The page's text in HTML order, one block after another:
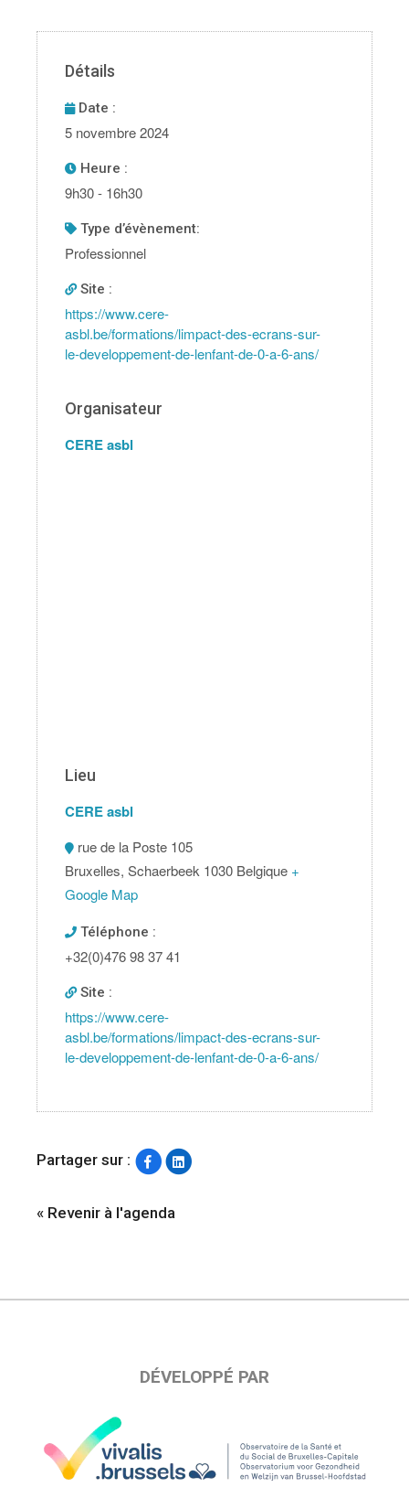
Détails
Date :
5 novembre 2024
Heure :
9h30 - 16h30
type d’évènement:
Professionnel
Site :
https://www.cere-
asbl.be/formations/limpact-des-ecrans-sur-
le-developpement-de-lenfant-de-0-a-6-ans/
Organisateur
CERE asbl
Lieu
CERE asbl
rue de la Poste 105
Bruxelles, Schaerbeek 1030 Belgique +
Google Map
Téléphone :
+32(0)476 98 37 41
Site :
https://www.cere-
asbl.be/formations/limpact-des-ecrans-sur-
le-developpement-de-lenfant-de-0-a-6-ans/
Partager sur :
« Revenir à l'agenda
DÉVELOPPÉ PAR